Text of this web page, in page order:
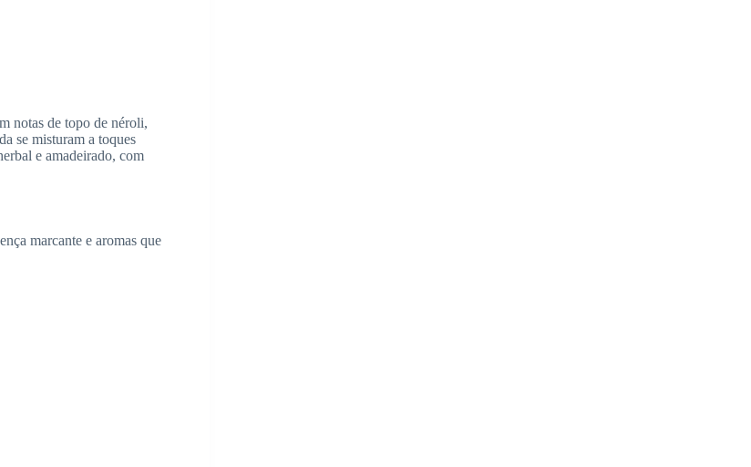
notas de topo de néroli,
se misturam a toques
e amadeirado, com
marcante e aromas que